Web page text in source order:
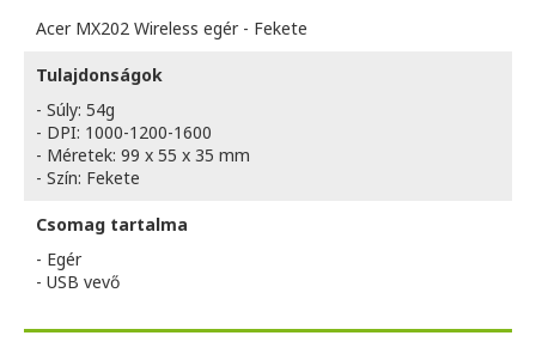
Acer MX202 Wireless egér - Fekete
Tulajdonságok
- Súly: 54g
- DPI: 1000-1200-1600
- Méretek: 99 x 55 x 35 mm
- Szín: Fekete
Csomag tartalma
- Egér
- USB vevő